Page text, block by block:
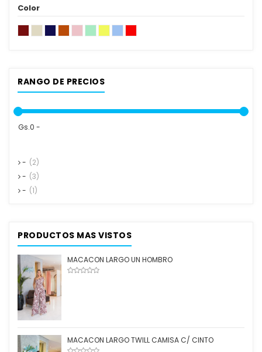
Color
RANGO DE PRECIOS
Gs.0 -
- (2)
- (3)
- (1)
PRODUCTOS MAS VISTOS
MACACON LARGO UN HOMBRO
MACACON LARGO TWILL CAMISA C/ CINTO